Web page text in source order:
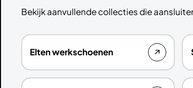
Bekijk aanvullende collecties die
Elten werkschoenen